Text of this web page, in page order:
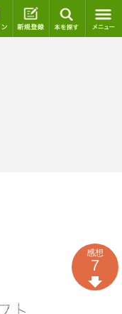
ログイン 新規登録
感想
7